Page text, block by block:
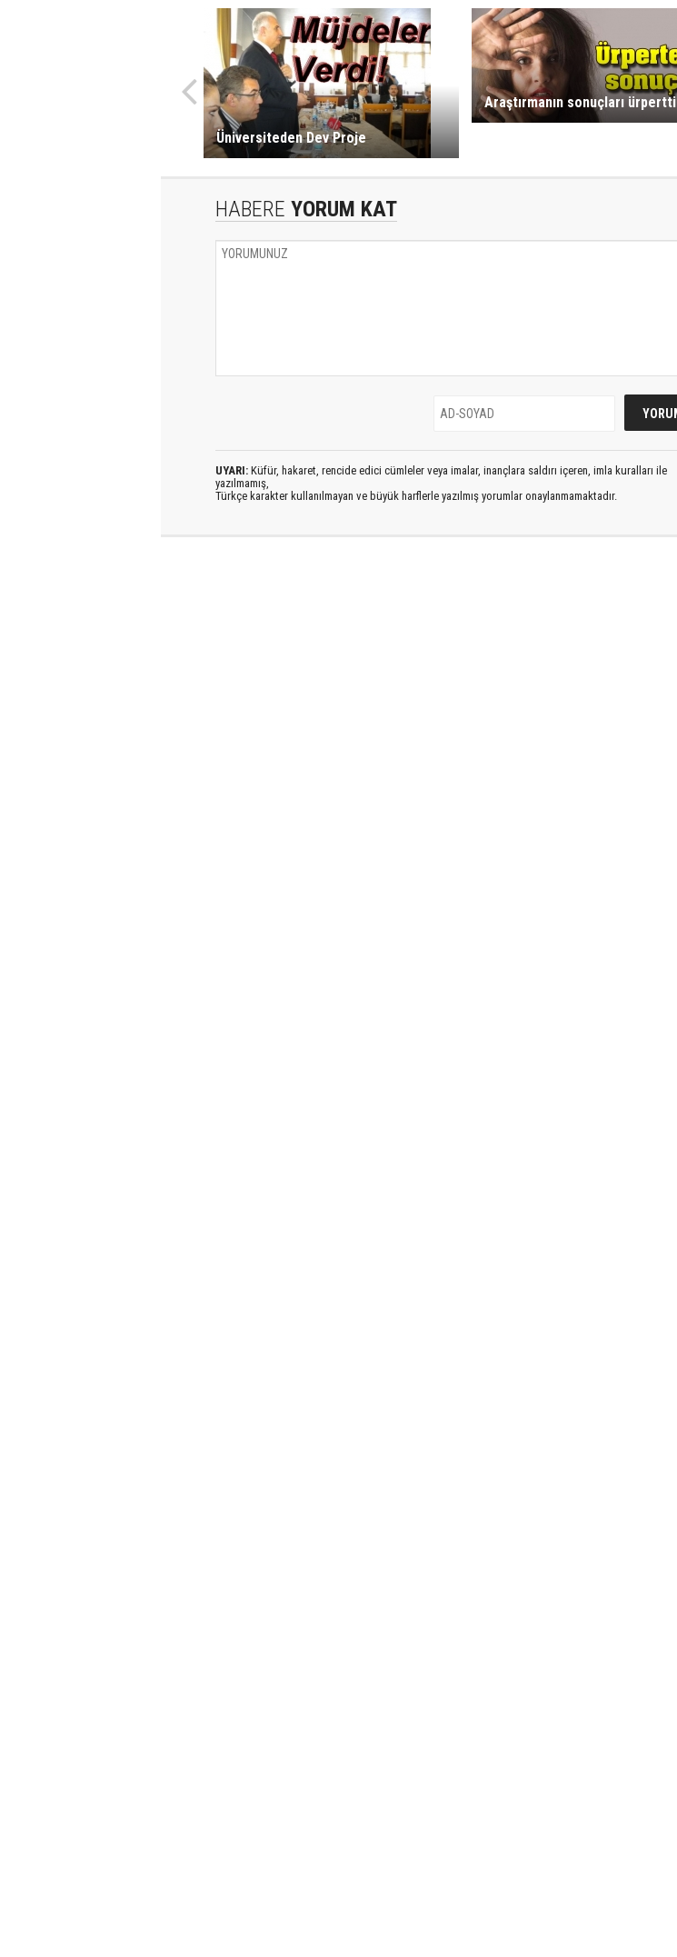
Üniversiteden Dev Proje
Araştırmanın sonuçları ürpertti
HABERE YORUM KAT
UYARI: Küfür, hakaret, rencide edici cümleler veya imalar, inançlara saldırı içeren, imla kuralları ile
yazılmamış,
Türkçe karakter kullanılmayan ve büyük harflerle yazılmış yorumlar onaylanmamaktadır.